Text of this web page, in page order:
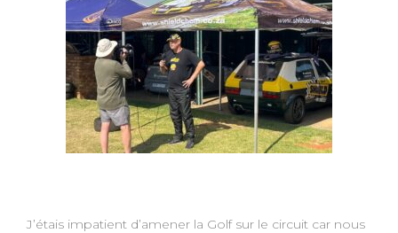
J’étais impatient d’amener la Golf sur le circuit car nous